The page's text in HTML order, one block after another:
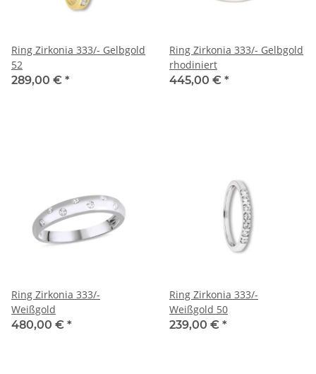
Ring Zirkonia 333/- Gelbgold
52
289,00 € *
Ring Zirkonia 333/- Gelbgold
rhodiniert
445,00 € *
Ring Zirkonia 333/-
Weißgold
480,00 € *
Ring Zirkonia 333/-
Weißgold 50
239,00 € *